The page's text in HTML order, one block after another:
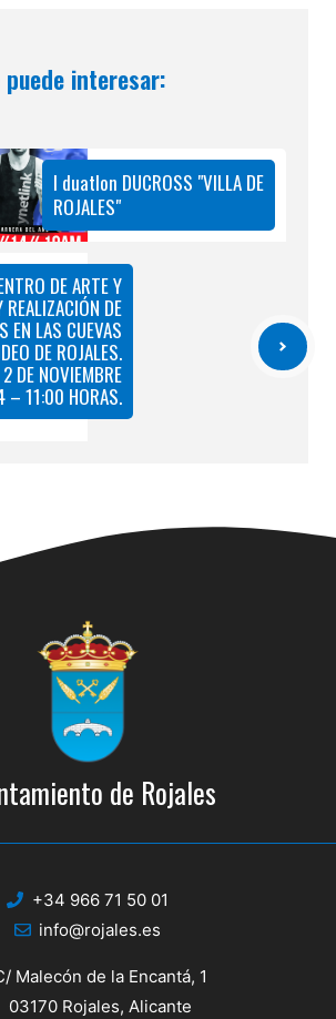
puede interesar:
I duatlon DUCROSS "VILLA DE
ROJALES"
DE ARTE Y
DE
EN LAS CUEVAS
DE ROJALES.
DE NOVIEMBRE
– 11:00 HORAS.
de Rojales
+34 966 71 50 01
info@rojales.es
Malecón de la Encantá, 1
03170 Rojales, Alicante